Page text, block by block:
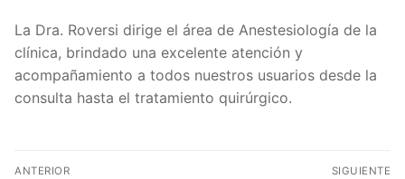
La Dra. Roversi dirige el área de Anestesiología de la
clínica, brindado una excelente atención y
acompañamiento a todos nuestros usuarios desde la
consulta hasta el tratamiento quirúrgico.
ANTERIOR SIGUIENTE